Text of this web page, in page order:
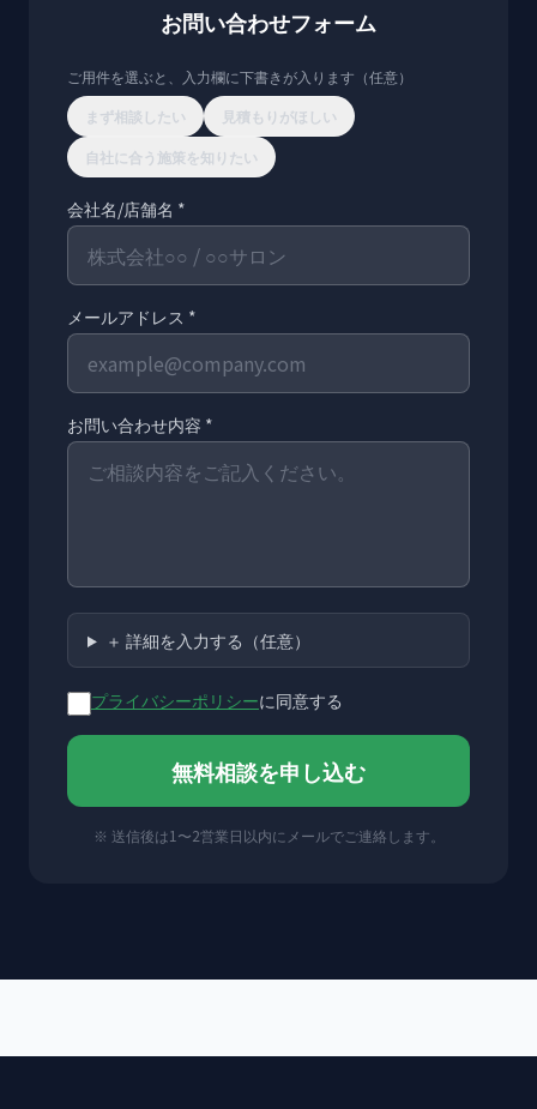
お問い合わせフォーム
ご用件を選ぶと、入力欄に下書きが入ります（任意）
まず相談したい
見積もりがほしい
自社に合う施策を知りたい
会社名/店舗名 *
メールアドレス *
お問い合わせ内容 *
＋ 詳細を入力する（任意）
プライバシーポリシーに同意する
無料相談を申し込む
※ 送信後は1〜2営業日以内にメールでご連絡します。